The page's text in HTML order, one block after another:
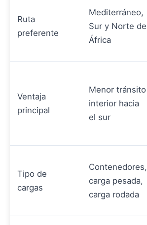
Ruta
preferente
Mediterráneo,
Sur y Norte de
África
Ventaja
principal
Menor tránsito
interior hacia
el sur
Tipo de
cargas
Contenedores,
carga pesada,
carga rodada